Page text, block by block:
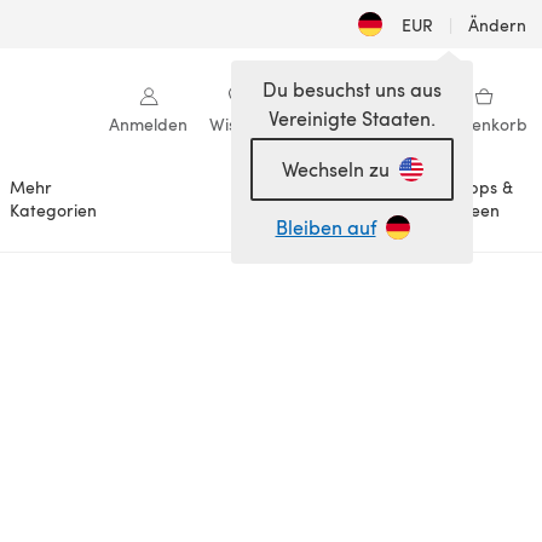
EUR | Ändern
Anmelden Wishlist Meine Bibliothek Warenkorb
Mehr
Kategorien
Anlässe
Tipps &
Ideen
Du besuchst uns aus
Vereinigte Staaten.
Wechseln zu
Bleiben auf